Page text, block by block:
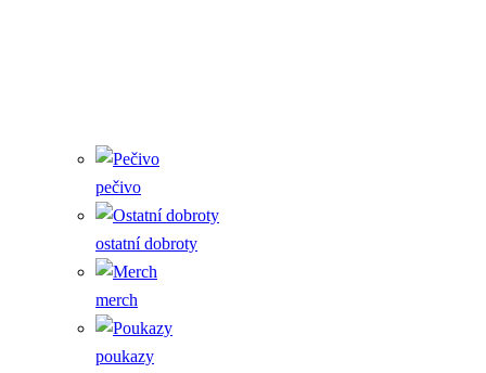
pečivo
ostatní dobroty
merch
poukazy